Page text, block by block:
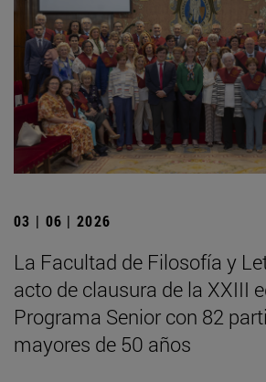
03 | 06 | 2026
La Facultad de Filosofía y
acto de clausura de la XXIII
Programa Senior con 82
mayores de 50 años